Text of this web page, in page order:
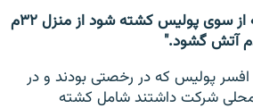
"متهم اصلی قبل از آنکه از سوی پولیس کشته شود از منزل ۳۲م
آتش گشود."
پولیس که در رخصتی بودند و در
شرکت داشتند شامل کشته